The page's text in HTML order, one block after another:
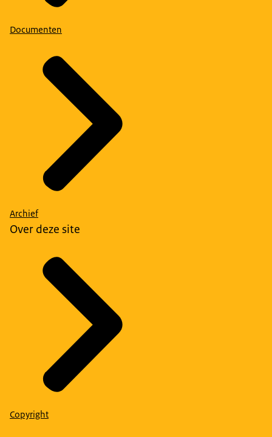
Documenten
Archief
Over deze site
Copyright